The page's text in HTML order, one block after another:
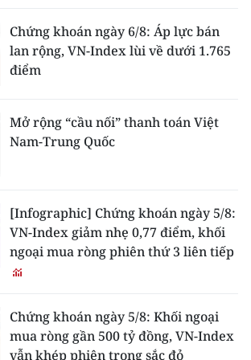
Chứng khoán ngày 6/8: Áp lực bán
lan rộng, VN-Index lùi về dưới 1.765
điểm
Mở rộng “cầu nối” thanh toán Việt
Nam-Trung Quốc
[Infographic] Chứng khoán ngày 5/8:
VN-Index giảm nhẹ 0,77 điểm, khối
ngoại mua ròng phiên thứ 3 liên tiếp
Chứng khoán ngày 5/8: Khối ngoại
mua ròng gần 500 tỷ đồng, VN-Index
vẫn khép phiên trong sắc đỏ